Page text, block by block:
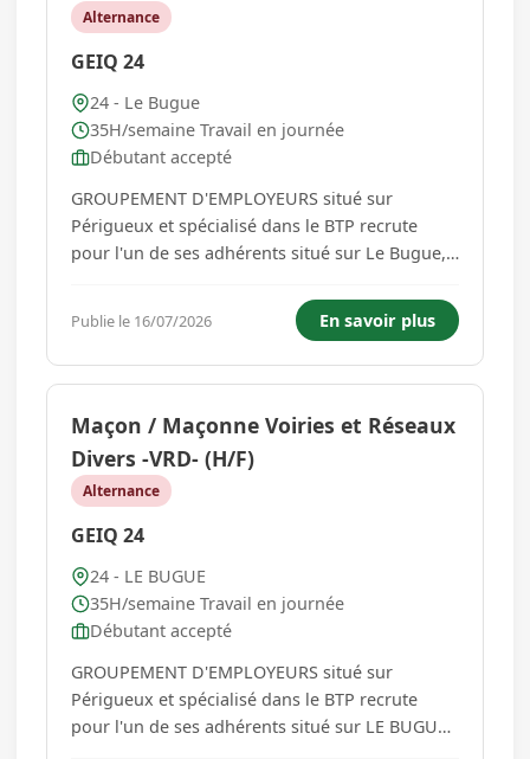
Alternance
GEIQ 24
24 - Le Bugue
35H/semaine Travail en journée
Débutant accepté
GROUPEMENT D'EMPLOYEURS situé sur
Périgueux et spécialisé dans le BTP recrute
pour l'un de ses adhérents situé sur Le Bugue,
contrat en alternance. Votre mission sera
d'effectuer des opérations techni...
Publie le 16/07/2026 En savoir plus
Maçon / Maçonne Voiries et Réseaux
Divers -VRD- (H/F)
Alternance
GEIQ 24
24 - LE BUGUE
35H/semaine Travail en journée
Débutant accepté
GROUPEMENT D'EMPLOYEURS situé sur
Périgueux et spécialisé dans le BTP recrute
pour l'un de ses adhérents situé sur LE BUGUE,